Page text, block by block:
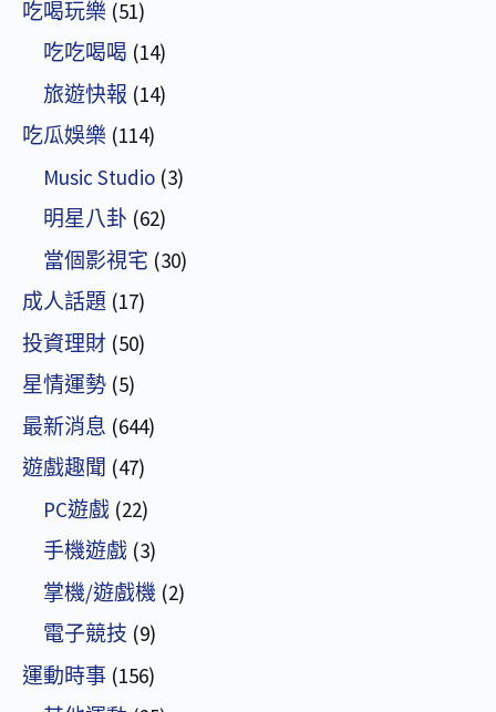
吃喝玩樂 (51)
吃吃喝喝 (14)
旅遊快報 (14)
吃瓜娛樂 (114)
Music Studio (3)
明星八卦 (62)
當個影視宅 (30)
成人話題 (17)
投資理財 (50)
星情運勢 (5)
最新消息 (644)
遊戲趣聞 (47)
PC遊戲 (22)
手機遊戲 (3)
掌機/遊戲機 (2)
電子競技 (9)
運動時事 (156)